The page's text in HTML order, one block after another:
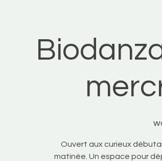
Ouvert aux curieux
matinée. Un espace pour